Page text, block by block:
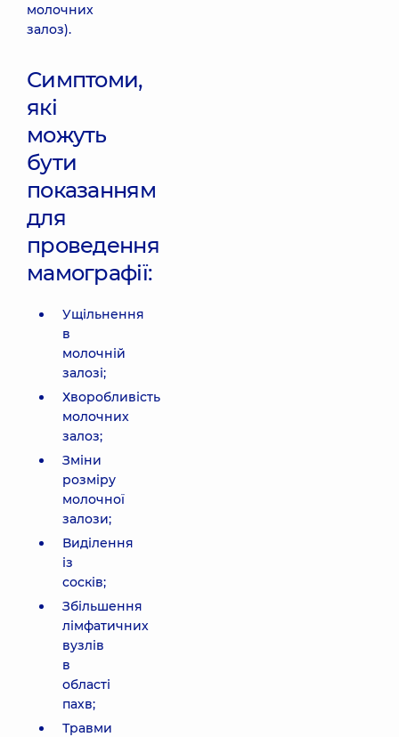
молочних
залоз).
Симптоми,
які
можуть
бути
показанням
для
проведення
мамографії:
Ущільнення
в
молочній
залозі;
Хворобливість
молочних
залоз;
Зміни
розміру
молочної
залози;
Виділення
із
сосків;
Збільшення
лімфатичних
вузлів
в
області
пахв;
Травми